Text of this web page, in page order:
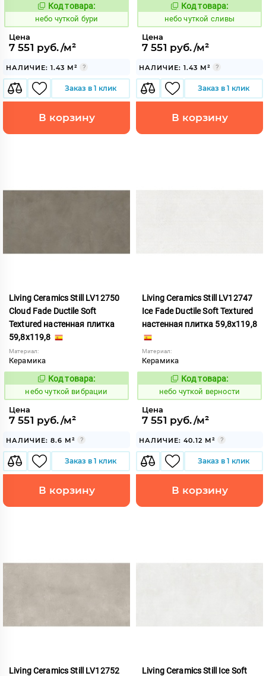
1124005
Код товара:
небо чуткой бури
Цена
7 551 руб./м²
НАЛИЧИЕ: 1.43 М²
Заказ в 1 клик
В корзину
1124011
Код товара:
небо чуткой сливы
Цена
7 551 руб./м²
НАЛИЧИЕ: 1.43 М²
Заказ в 1 клик
В корзину
Living Ceramics Still LV12750
Cloud Fade Ductile Soft
Textured настенная плитка
59,8x119,8
Материал:
Керамика
1124010
Код товара:
небо чуткой вибрации
Цена
7 551 руб./м²
НАЛИЧИЕ: 8.6 М²
Заказ в 1 клик
В корзину
Living Ceramics Still LV12747
Ice Fade Ductile Soft Textured
настенная плитка 59,8x119,8
Материал:
Керамика
1124006
Код товара:
небо чуткой верности
Цена
7 551 руб./м²
НАЛИЧИЕ: 40.12 М²
Заказ в 1 клик
В корзину
Living Ceramics Still LV12752
Living Ceramics Still Ice Soft